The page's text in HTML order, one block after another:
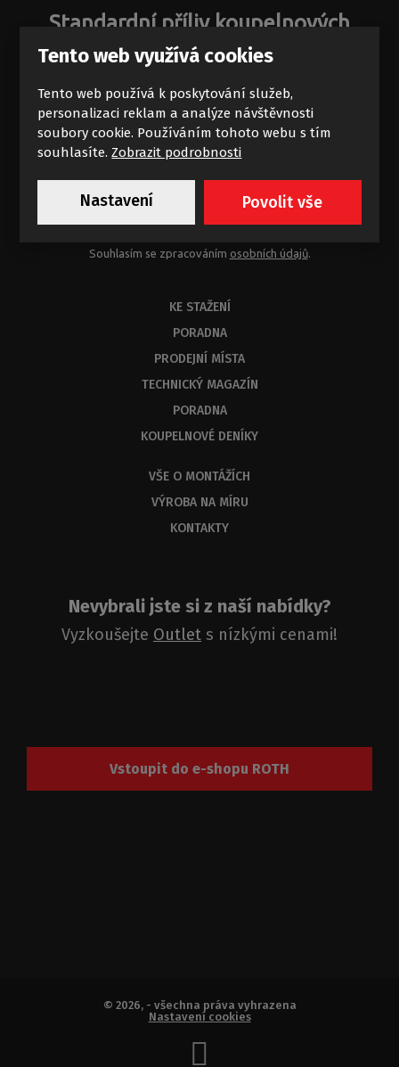
Standardní příliv koupelnových
zajímavostí
Novinky a akce na e-mail
Souhlasím se zpracováním osobních údajů.
KE STAŽENÍ
PORADNA
PRODEJNÍ MÍSTA
TECHNICKÝ MAGAZÍN
PORADNA
KOUPELNOVÉ DENÍKY
VŠE O MONTÁŽÍCH
VÝROBA NA MÍRU
KONTAKTY
Nevybrali jste si z naší nabídky?
Vyzkoušejte Outlet s nízkými cenami!
Vstoupit do e-shopu ROTH
© 2026, - všechna práva vyhrazena
Nastavení cookies
Tento web využívá cookies
Tento web používá k poskytování služeb,
personalizaci reklam a analýze návštěvnosti
soubory cookie. Používáním tohoto webu s tím
souhlasíte.Zobrazit podrobnosti
Nastavení Povolit vše